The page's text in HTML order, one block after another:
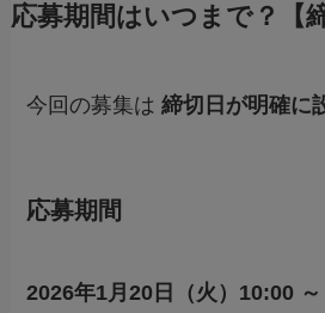
応募期間はいつまで？【
今回の募集は締切日が明確に
応募期間
2026年1月20日（火）10:00